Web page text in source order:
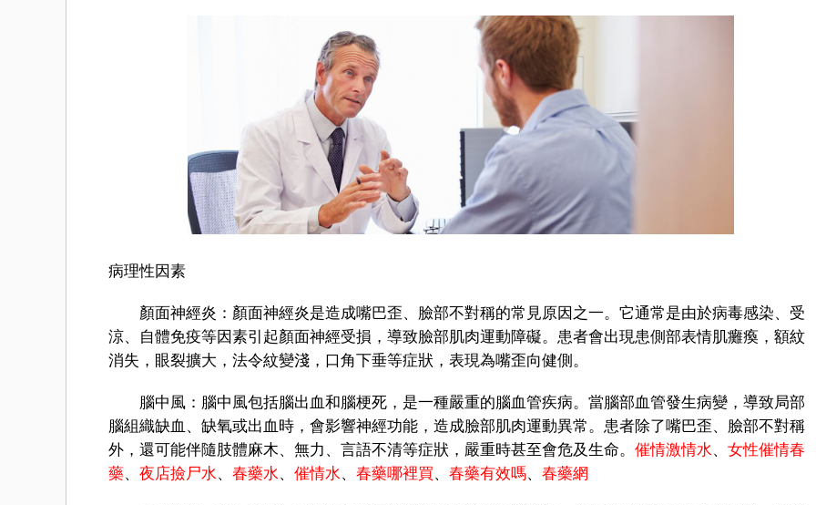
病理性因素
顏面神經炎：顏面神經炎是造成嘴巴歪、臉部不對稱的常見原因之一。它通常是由於病毒感染、受
涼、自體免疫等因素引起顏面神經受損，導致臉部肌肉運動障礙。患者會出現患側部表情肌癱瘓，額紋
消失，眼裂擴大，法令紋變淺，口角下垂等症狀，表現為嘴歪向健側。
腦中風：腦中風包括腦出血和腦梗死，是一種嚴重的腦血管疾病。當腦部血管發生病變，導致局部
腦組織缺血、缺氧或出血時，會影響神經功能，造成臉部肌肉運動異常。患者除了嘴巴歪、臉部不對稱
外，還可能伴隨肢體麻木、無力、言語不清等症狀，嚴重時甚至會危及生命。 催情激情水、 女性催情春
藥、 夜店撿尸水、 春藥水、 催情水、 春藥哪裡買、 春藥有效嗎、 春藥網